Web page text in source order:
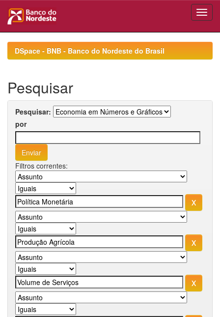
navigationDSpace - BNB - Banco do Nordeste do Brasil
Pesquisar
Pesquisar:
por
Filtros correntes: